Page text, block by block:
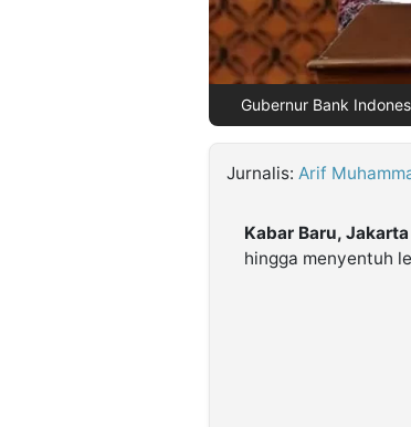
Gubernur Bank
Jurnalis: Arif
Kabar Baru, Jakarta
hingga menyentuh